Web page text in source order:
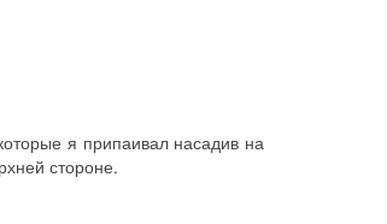
я припаивал насадив на
стороне.